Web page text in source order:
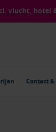
vlucht, hotel
Contact &